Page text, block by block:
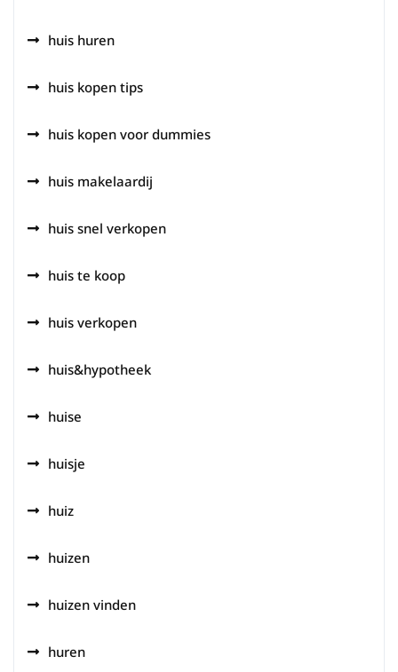
huis huren
huis kopen tips
huis kopen voor dummies
huis makelaardij
huis snel verkopen
huis te koop
huis verkopen
huis&hypotheek
huise
huisje
huiz
huizen
huizen vinden
huren